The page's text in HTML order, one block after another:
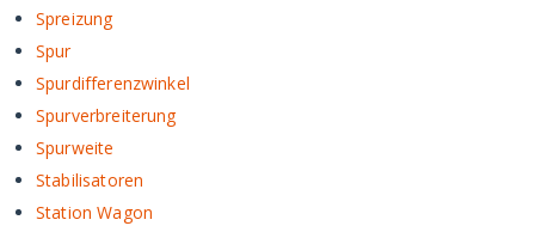
Spreizung
Spur
Spurdifferenzwinkel
Spurverbreiterung
Spurweite
Stabilisatoren
Station Wagon